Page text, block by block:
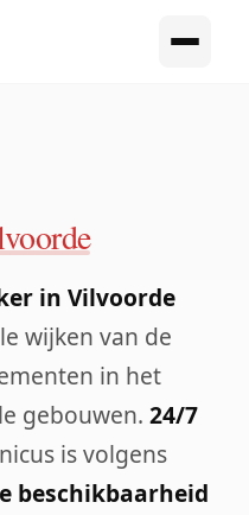
in Vilvoorde
wijken van de
in het
gebouwen. 24/7
is volgens
beschikbaarheid